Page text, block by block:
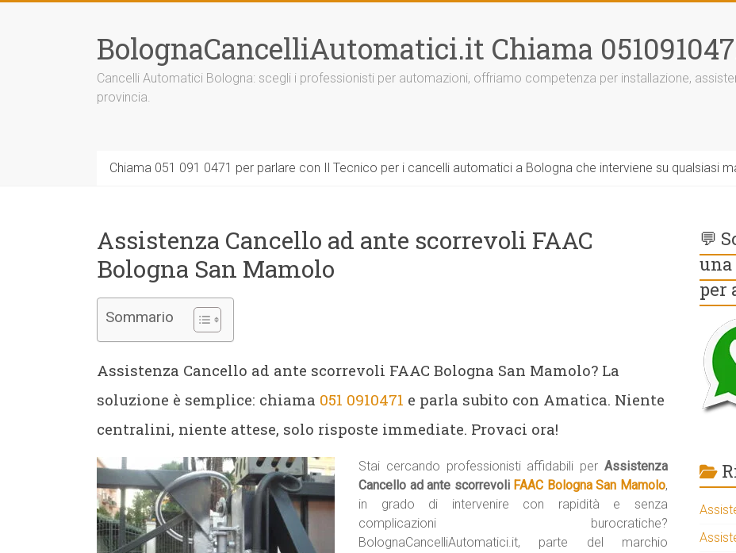
BolognaCancelliAutomatici.it Chiama
Cancelli Automatici Bologna: scegli i professionisti per automazioni, offriamo competenza per installazione,
provincia.
Chiama 051 091 0471 per parlare con Il Tecnico per i cancelli automatici a Bologna che interviene su qualsiasi
Assistenza Cancello ad ante scorrevoli FAAC
Bologna San Mamolo
Sommario
Assistenza Cancello ad ante scorrevoli FAAC Bologna San Mamolo? La
soluzione è semplice: chiama 051 0910471 e parla subito con Amatica. Niente
centralini, niente attese, solo risposte immediate. Provaci ora!
Stai cercando professionisti affidabili per Assistenza
Cancello ad ante scorrevoli FAAC Bologna San Mamolo,
in grado di intervenire con rapidità e senza
complicazioni burocratiche?
BolognaCancelliAutomatici.it, parte del marchio
💬
una
per